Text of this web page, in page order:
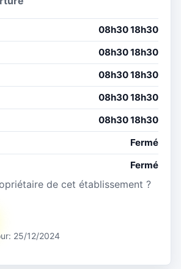
08h30 18h30
08h30 18h30
08h30 18h30
08h30 18h30
08h30 18h30
Fermé
Fermé
de cet établissement ?
25/12/2024